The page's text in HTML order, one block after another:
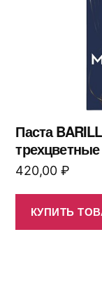
Паста
трехцветные
420,00 ₽
КУПИТЬ